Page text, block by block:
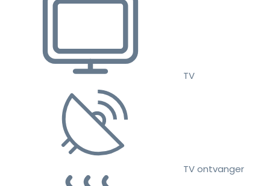
TV
TV ontvanger